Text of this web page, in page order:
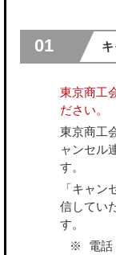
01
東京商工
ださい。
東京商工
ャンセル
す。
「キャ
信してい
す。
電話